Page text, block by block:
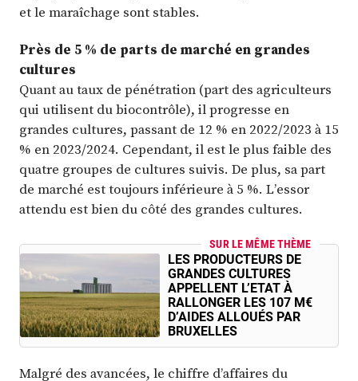
et le maraîchage sont stables.
Près de 5 % de parts de marché en grandes
cultures
Quant au taux de pénétration (part des agriculteurs
qui utilisent du biocontrôle), il progresse en
grandes cultures, passant de 12 % en 2022/2023 à 15
% en 2023/2024. Cependant, il est le plus faible des
quatre groupes de cultures suivis. De plus, sa part
de marché est toujours inférieure à 5 %. L’essor
attendu est bien du côté des grandes cultures.
SUR LE MÊME THÈME
LES PRODUCTEURS DE
GRANDES CULTURES
APPELLENT L’ETAT À
RALLONGER LES 107 M€
D’AIDES ALLOUÉS PAR
BRUXELLES
Malgré des avancées, le chiffre d’affaires du